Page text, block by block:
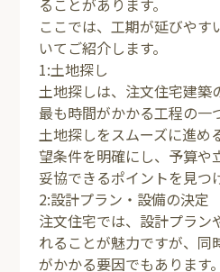
ることがあります。
ここでは、工期が延びやす
いてご紹介します。
1:土地探し
土地探しは、注文住宅建築
最も時間がかかる工程の一
土地探しをスムーズに進め
望条件を明確にし、予算や
妥協できるポイントを見つ
2:設計プラン・設備の決定
注文住宅では、設計プラン
れることが魅力ですが、同
がかかる要因でもあります。